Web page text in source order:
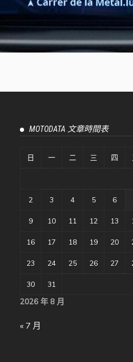
MOTODATA 文章時間表
2026 年 8 月
日 一 二 三 四
2 3 4 5 6
9 10 11 12 13
16 17 18 19 20
23 24 25 26 27
30 31
« 7 月